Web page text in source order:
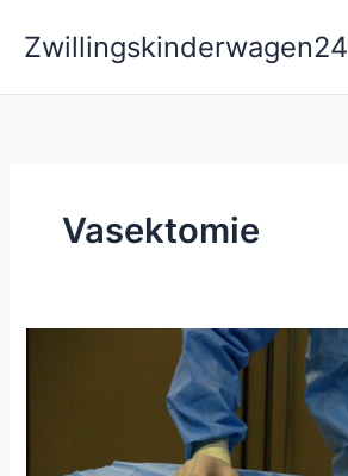
InhaltZwillingskinderwagen24
Vasektomie